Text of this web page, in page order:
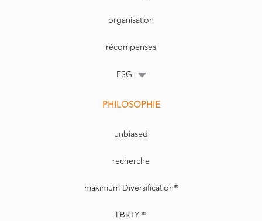
organisation
récompenses
ESG
PHILOSOPHIE
unbiased
recherche
maximum Diversification®
LBRTY ®